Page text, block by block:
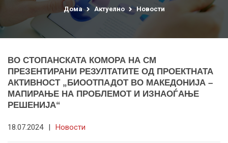
Дома Актуелно Новости
ВО СТОПАНСКАТА КОМОРА НА СМ
ПРЕЗЕНТИРАНИ РЕЗУЛТАТИТЕ ОД ПРОЕКТНАТА
АКТИВНОСТ „БИООТПАДОТ ВО МАКЕДОНИЈА –
МАПИРАЊЕ НА ПРОБЛЕМОТ И ИЗНАОЃАЊЕ
РЕШЕНИЈА“
18.07.2024 | Новости